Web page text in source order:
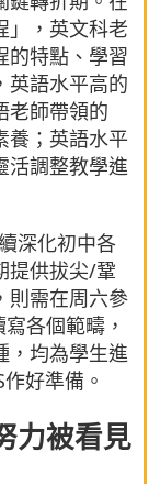
」，英文科老
的特點、學習
英語水平高的
老師帶領的
養；英語水平
活調整教學進
深化初中各
提供拔尖/鞏
則需在周六參
各個範疇，
，均為學生進
好準備。
力被看見